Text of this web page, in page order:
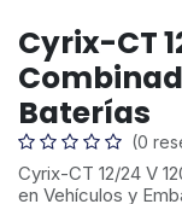
Cyrix-CT
Baterías
(0
Cyrix-CT 12/24 V
en Vehículos y